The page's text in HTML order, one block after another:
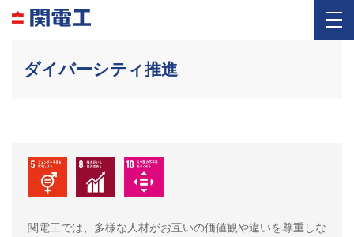
ダイバーシティ推進
関電工では、多様な人材がお互いの価値観や違いを尊重しな